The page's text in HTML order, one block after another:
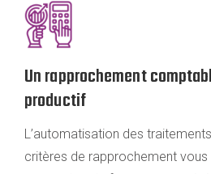
Un rapprochement
productif
L’automatisation des
critères de rapprochement